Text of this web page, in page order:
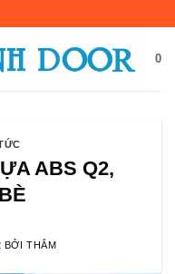
0
ABS Q2,
BỞITHẮM